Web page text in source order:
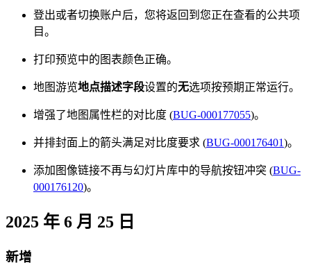
登出或者切换账户后，您将返回到您正在查看的公共项
目。
打印预览中的图表颜色正确。
地图游览地点描述字段设置的无选项按预期正常运行。
增强了地图属性栏的对比度 (BUG-000177055)。
并排封面上的箭头满足对比度要求 (BUG-000176401)。
添加图像链接不再与幻灯片库中的导航按钮冲突 (BUG-
000176120)。
2025 年 6 月 25 日
新增